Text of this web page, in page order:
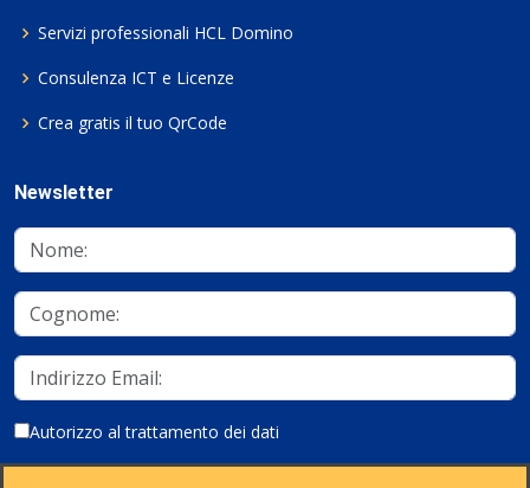
Servizi professionali HCL Domino
Consulenza ICT e Licenze
Crea gratis il tuo QrCode
Newsletter
Autorizzo al trattamento dei dati